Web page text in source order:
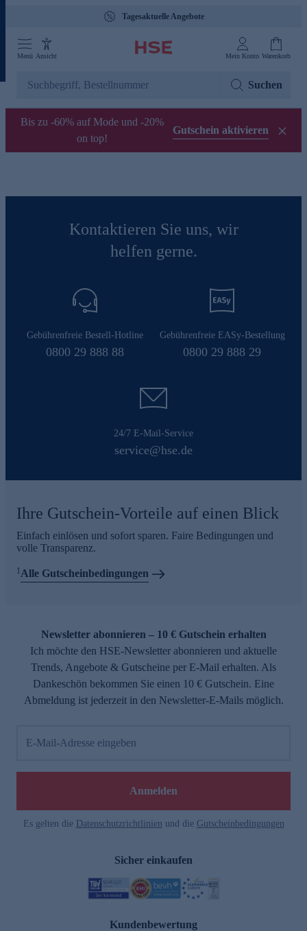
Tagesaktuelle Angebote
Menü Ansicht Mein Konto Warenkorb
Suchen
Bis zu -60% auf Mode und -20%
on top!
Gutschein aktivieren
Kontaktieren Sie uns, wir
helfen gerne.
Gebührenfreie Bestell-Hotline
0800 29 888 88
Gebührenfreie EASy-Bestellung
0800 29 888 29
24/7 E-Mail-Service
service@hse.de
Ihre Gutschein-Vorteile auf einen Blick
Einfach einlösen und sofort sparen. Faire Bedingungen und
volle Transparenz.
1Alle Gutscheinbedingungen
Newsletter abonnieren – 10 € Gutschein erhalten
Ich möchte den HSE-Newsletter abonnieren und aktuelle
Trends, Angebote & Gutscheine per E-Mail erhalten. Als
Dankeschön bekommen Sie einen 10 € Gutschein. Eine
Abmeldung ist jederzeit in den Newsletter-E-Mails möglich.
E-Mail-Adresse eingeben
Anmelden
Es gelten die Datenschutzrichtlinien und die Gutscheinbedingungen
Sicher einkaufen
Kundenbewertung